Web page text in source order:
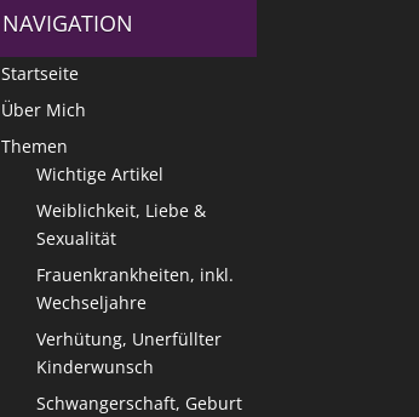
NAVIGATION
Startseite
Über Mich
Themen
Wichtige Artikel
Weiblichkeit, Liebe &
Sexualität
Frauenkrankheiten, inkl.
Wechseljahre
Verhütung, Unerfüllter
Kinderwunsch
Schwangerschaft, Geburt